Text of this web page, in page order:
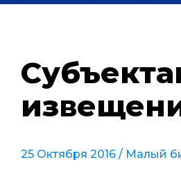
25 Октября 2016 / Малый